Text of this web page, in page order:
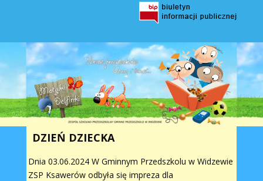
DZIEŃ DZIECKA
Dnia 03.06.2024 W Gminnym Przedszkolu w Widzewie
ZSP Ksawerów odbyła się impreza dla